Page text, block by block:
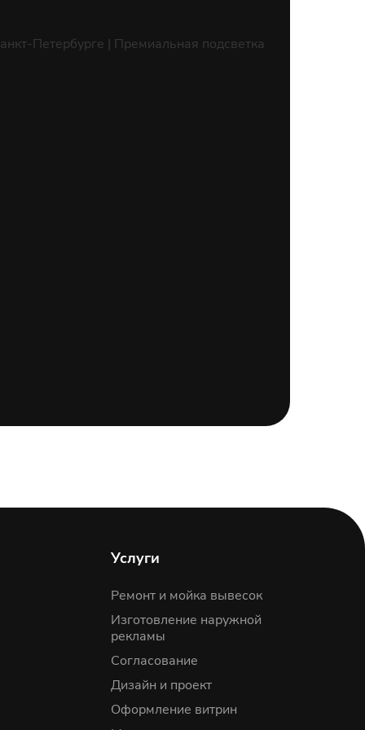
Услуги
Ремонт и мойка вывесок
Изготовление наружной
рекламы
Согласование
Дизайн и проект
Оформление витрин